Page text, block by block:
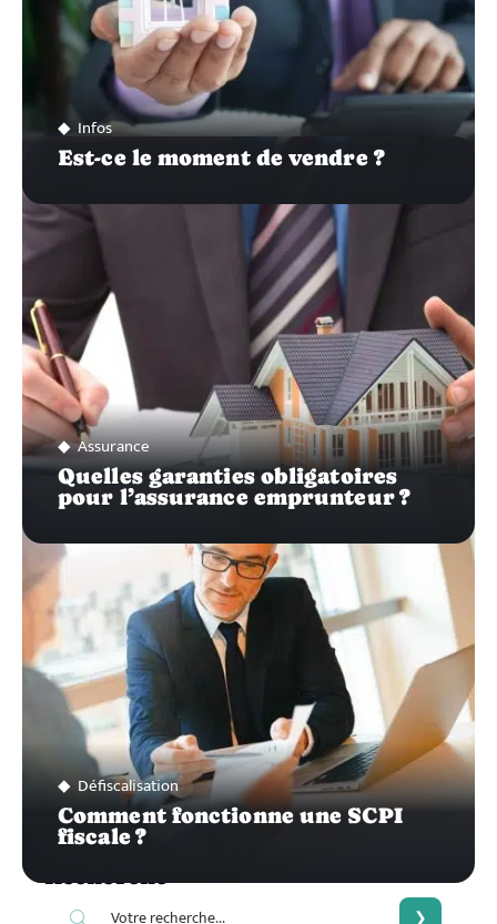
Infos
Est-ce le moment de vendre ?
Assurance
Quelles garanties obligatoires
pour l’assurance emprunteur ?
Défiscalisation
Comment fonctionne une SCPI
fiscale ?